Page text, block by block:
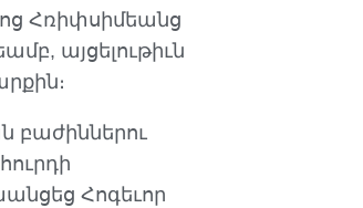
Հռիփսիմեանց
այցելութիւն
բաժիններու
Հոգեւոր